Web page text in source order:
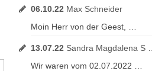
06.10.22 Max Schneider
Moin Herr von der Geest, …
13.07.22 Sandra Magdalena S …
Wir waren vom 02.07.2022 …